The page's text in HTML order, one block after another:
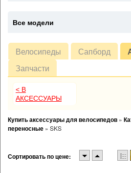
Велосипеды Сапборд
Запчасти
< В
АКСЕССУАРЫ
Купить аксессуары для велосипедов »
переносные » SKS
Сортировать по цене:
Все модели